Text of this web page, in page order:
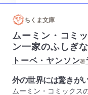
ちくま文庫
ムーミン・コミ
ン一家のふしぎ
トーベ・ヤンソン著
外の世界には驚きが
ムーミン・コミックス